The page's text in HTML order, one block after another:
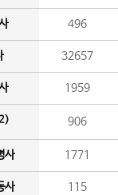
496
32657
1959
906
사 1771
사 115